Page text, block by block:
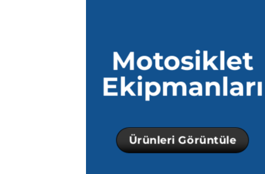
Motosiklet
Ekipmanları
Ürünleri Görüntüle